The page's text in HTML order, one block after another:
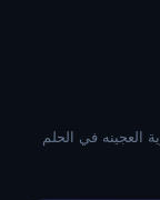
العجينه في الحلم